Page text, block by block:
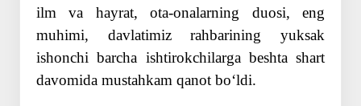
ilm va hayrat, ota-onalarning duosi, eng
muhimi, davlatimiz rahbarining yuksak
ishonchi barcha ishtirokchilarga beshta shart
davomida mustahkam qanot boʻldi.